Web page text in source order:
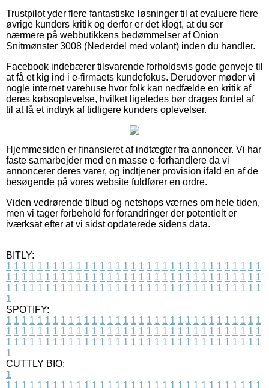
Trustpilot yder flere fantastiske løsninger til at evaluere flere
øvrige kunders kritik og derfor er det klogt, at du ser
nærmere på webbutikkens bedømmelser af Onion
Snitmønster 3008 (Nederdel med volant) inden du handler.
Facebook indebærer tilsvarende forholdsvis gode genveje til
at få et kig ind i e-firmaets kundefokus. Derudover møder vi
nogle internet varehuse hvor folk kan nedfælde en kritik af
deres købsoplevelse, hvilket ligeledes bør drages fordel af
til at få et indtryk af tidligere kunders oplevelser.
Hjemmesiden er finansieret af indtægter fra annoncer. Vi har
faste samarbejder med en masse e-forhandlere da vi
annoncerer deres varer, og indtjener provision ifald en af de
besøgende på vores website fuldfører en ordre.
Viden vedrørende tilbud og netshops værnes om hele tiden,
men vi tager forbehold for forandringer der potentielt er
iværksat efter at vi sidst opdaterede sidens data.
BITLY:
1 1 1 1 1 1 1 1 1 1 1 1 1 1 1 1 1 1 1 1 1 1 1 1 1 1 1 1 1 1 1 1 1
1 1 1 1 1 1 1 1 1 1 1 1 1 1 1 1 1 1 1 1 1 1 1 1 1 1 1 1 1 1 1 1 1
1 1 1 1 1 1 1 1 1 1 1 1 1 1 1 1 1 1 1 1 1 1 1 1 1 1 1 1 1 1 1 1 1
1
SPOTIFY:
1 1 1 1 1 1 1 1 1 1 1 1 1 1 1 1 1 1 1 1 1 1 1 1 1 1 1 1 1 1 1 1 1
1 1 1 1 1 1 1 1 1 1 1 1 1 1 1 1 1 1 1 1 1 1 1 1 1 1 1 1 1 1 1 1 1
1 1 1 1 1 1 1 1 1 1 1 1 1 1 1 1 1 1 1 1 1 1 1 1 1 1 1 1 1 1 1 1 1
1
CUTTLY BIO:
1
1 1 1 1 1 1 1 1 1 1 1 1 1 1 1 1 1 1 1 1 1 1 1 1 1 1 1 1 1 1 1 1 1